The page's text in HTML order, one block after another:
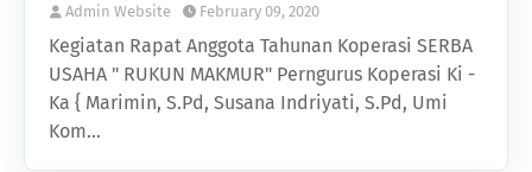
Admin Website February 09, 2020
Kegiatan Rapat Anggota Tahunan Koperasi SERBA
USAHA " RUKUN MAKMUR" Perngurus Koperasi Ki -
Ka { Marimin, S.Pd, Susana Indriyati, S.Pd, Umi
Kom…